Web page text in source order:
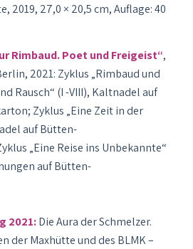
2019, 27,0 × 20,5 cm, Auflage: 40
Rimbaud. Poet und Freigeist“,
2021: Zyklus „Rimbaud und
Rausch“ (I -VIII), Kaltnadel auf
Zyklus „Eine Zeit in der
auf Bütten-
„Eine Reise ins Unbekannte“
auf Bütten-
2021:Die Aura der Schmelzer.
der Maxhütte und des BLMK –